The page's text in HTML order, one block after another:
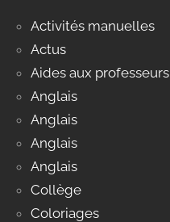
Activités manuelles
Actus
Aides aux professeurs
Anglais
Anglais
Anglais
Anglais
Collège
Coloriages